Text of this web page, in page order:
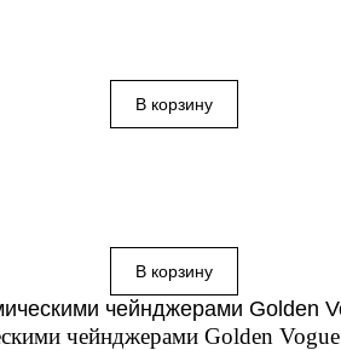
чейнджерами Golden Vogue